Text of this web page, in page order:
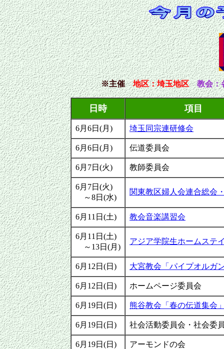
※主催 地区：埼玉地区 教会：
日時 項目
6月6日(月) 埼玉同宗連研修会
6月6日(月) 伝道委員会
6月7日(火) 教師委員会
6月7日(火)
～8日(水)
関東教区婦人会連合総会
6月11日(土) 教会音楽講習会
6月11日(土)
～13日(月)
アジア学院生ホームステ
6月12日(日) 大宮教会「パイプオルガ
6月12日(日) ホームページ委員会
6月19日(日) 熊谷教会「春の伝道集会
6月19日(日) 社会活動委員会・社会委
6月19日(日) アーモンドの会